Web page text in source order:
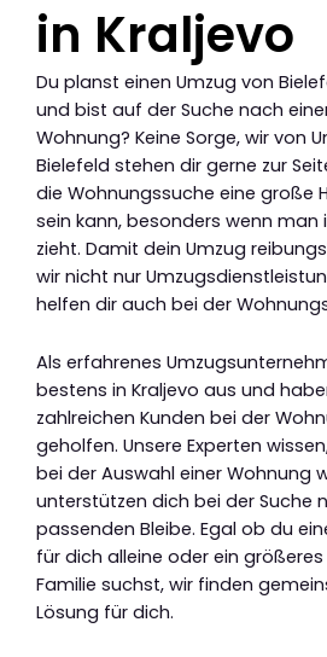
in Kraljevo
Du planst einen Umzug von
und bist auf der Suche nach
Wohnung? Keine Sorge, wir von
Bielefeld stehen dir gerne zur
die Wohnungssuche eine große
sein kann, besonders wenn man
zieht. Damit dein Umzug
wir nicht nur
helfen dir auch bei der
Als erfahrenes
bestens in Kraljevo aus und
zahlreichen Kunden bei der
geholfen. Unsere Experten
bei der Auswahl einer Wohnung
unterstützen dich bei der Suche
passenden Bleibe. Egal ob du
für dich alleine oder ein
Familie suchst, wir finden
Lösung für dich.